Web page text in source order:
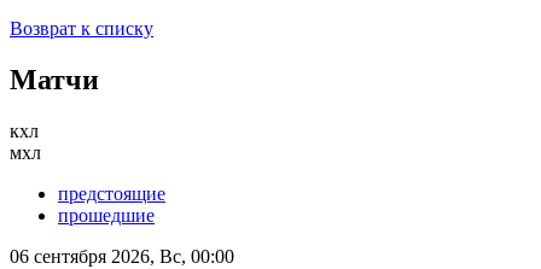
Возврат к списку
Матчи
кхл
мхл
предстоящие
прошедшие
06 сентября 2026, Вс, 00:00